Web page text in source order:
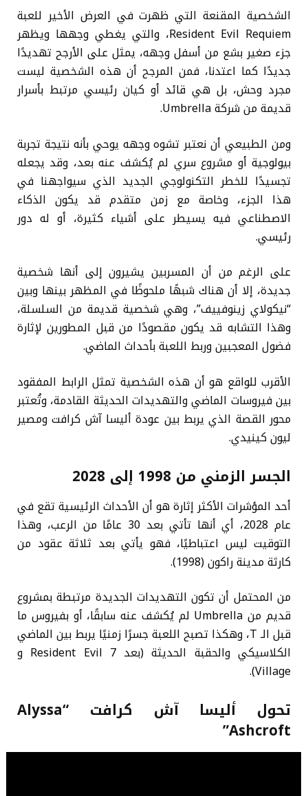
الشخصية المقنعة التي ظهرت في العرض الأخير للعبة
Resident Evil Requiem، والتي يغطي وجهها ويظهر
جزء صغير بشع من أسفل وجهه، يمثل على الأرجح تهديدًا
جديدًا كما اعتدنا، فمن المرجح أن هذه الشخصية ليست
مجرد وحش، بل هي قائد أو كيان رئيسي مرتبط بأسرار
قديمة من شركة Umbrella.
ومن الطبيعي أن نعتبر تشوه وجهه يوحي بأنه نتيجة تجربة
بيولوجية أو مشروع سري لم يُكشف عنه بعد، وقد يجعله
تجسيدًا للخطر التكنولوجي الجديد الذي سيواجهنا في
هذا الجزء، وخاصة مع زمن متقدم قد يكون الذكاء
الاصطناعي فيه يسيطر على أشياء كثيرة، أو له دور
رئيسي.
على الرغم من أن المسربين يشيرون إلى أنها شخصية
جديدة، إلا أن هناك شبهًا ملحوظًا في المظهر بينها وبين
“نيكولاي زينوفييف”، وهي شخصية قديمة من السلسلة،
وهذا التشابه قد يكون مقصودًا من قبل المطورين لإثارة
فضول المعجبين وربط اللعبة بأحداث الماضي.
الأقرب للواقع هو أن هذه الشخصية تمثل الرابط المفقود
بين فيروسات الماضي والتهديدات الحديثة القادمة، وتُعتبر
محور القصة الذي يربط بين عودة أليسا آش كرافت ومصير
ليون كينيدي.
الجسر الزمني من 1998 إلى 2028
أحد المؤشرات الأكثر إثارة هو أن الأحداث الرئيسية تقع في
عام 2028، أي أنها تأتي بعد 30 عامًا من الرعب، وهذا
التوقيت ليس اعتباطيًا، فهو يأتي بعد ثلاثة عقود من
كارثة مدينة راكون (1998).
من المحتمل أن تكون التهديدات الجديدة مرتبطة بمشروع
قديم من Umbrella لم يُكشف عنه سابقًا، أو بفيروس ما
قبل الـ T، وهكذا تصبح اللعبة جسرًا زمنيًا يربط بين الماضي
الكلاسيكي والحقبة الحديثة (بعد Resident Evil 7 و
Village).
تحول أليسا آش كرافت “Alyssa
Ashcroft”